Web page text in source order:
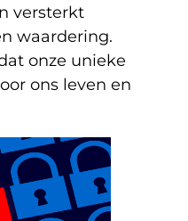
versterkt
waardering.
onze unieke
ons leven en